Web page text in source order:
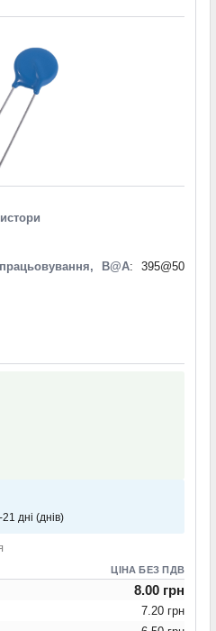
В@A: 395@50
дні (днів)
ЦІНА БЕЗ ПДВ
8.00 грн
7.20 грн